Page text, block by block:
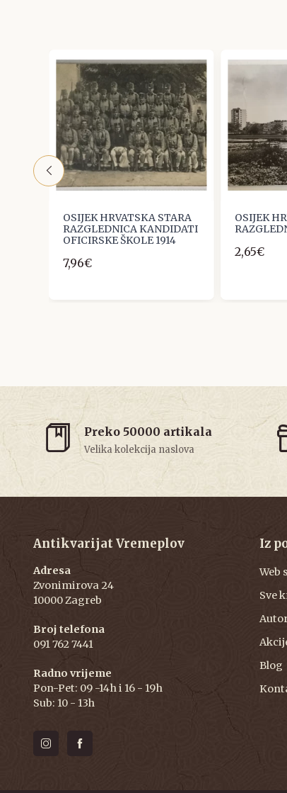
OSIJEK HRVATSKA STARA
RAZGLEDNICA KANDIDATI
OFICIRSKE ŠKOLE 1914
7,96€
OSIJEK
2,65€
Preko 50000 artikala
Velika kolekcija naslova
Antikvarijat Vremeplov
Adresa
Zvonimirova 24
10000 Zagreb
Broj telefona
091 762 7441
Radno vrijeme
Pon-Pet: 09 -14h i 16 - 19h
Sub: 10 - 13h
Iz
Web
Sve
Blog